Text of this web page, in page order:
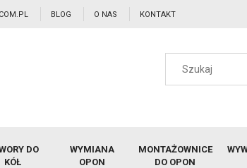
BLOG O NAS KONTAKT
DO
KÓŁ
WYMIANA
OPON
MONTAŻOWNICE
DO OPON